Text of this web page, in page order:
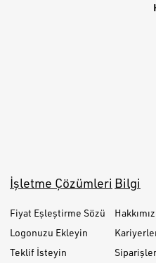
İşletme Çözümleri
Fiyat Eşleştirme Sözü
Logonuzu Ekleyin
Teklif İsteyin
Bilgi